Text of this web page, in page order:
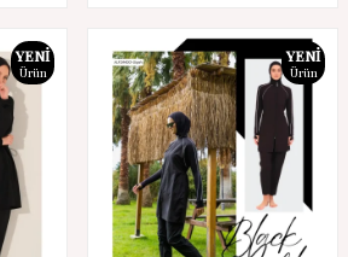
YENI
Ürün
YENI
Ürün